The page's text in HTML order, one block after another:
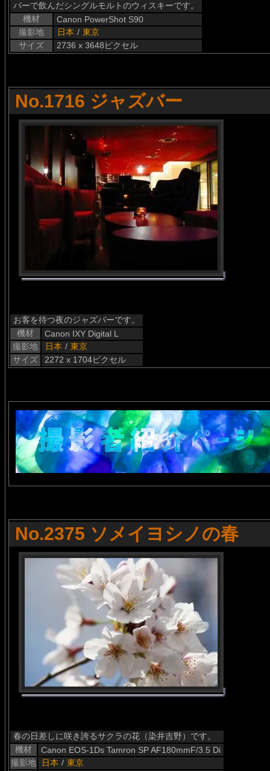
バーで飲んだシングルモルトのウィスキーです。
機材
Canon PowerShot S90
撮影地
日本 / 東京
サイズ
2736 x 3648ピクセル
No.1716 ジャズバー
お客を待つ夜のジャズバーです。
機材
Canon IXY Digital L
撮影地
日本 / 東京
サイズ
2272 x 1704ピクセル
No.2375 ソメイヨシノの春
春の日差しに咲き誇るサクラの花（染井吉野）です。
機材
Canon EOS-1Ds Tamron SP AF180mmF/3.5 Di
撮影地
日本 / 東京